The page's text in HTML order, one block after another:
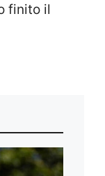
finito il